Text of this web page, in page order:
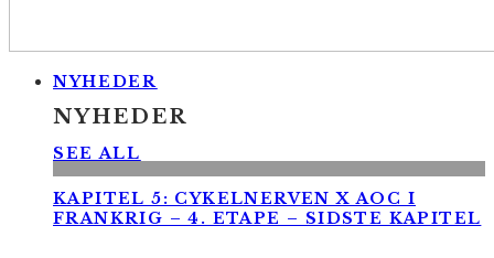
NYHEDER
NYHEDER
SEE ALL
KAPITEL 5: CYKELNERVEN X AOC I
FRANKRIG – 4. ETAPE – SIDSTE KAPITEL